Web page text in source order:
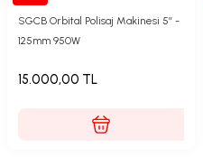
SGCB Orbital Polisaj Makinesi 5’’ -
125mm 950W
15.000,00 TL